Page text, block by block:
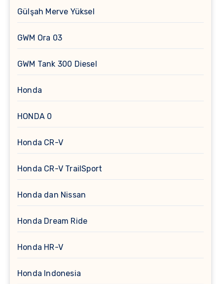
Gülşah Merve Yüksel
GWM Ora 03
GWM Tank 300 Diesel
Honda
HONDA 0
Honda CR-V
Honda CR-V TrailSport
Honda dan Nissan
Honda Dream Ride
Honda HR-V
Honda Indonesia